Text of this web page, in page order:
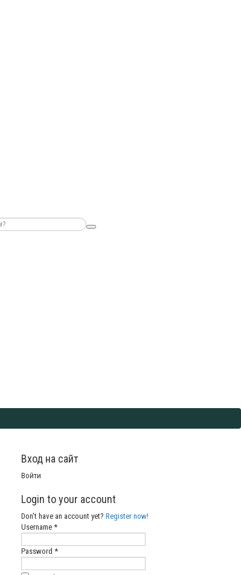
Вход на сайт
Войти
Login to your account
Don't have an account yet? Register now!
Username *
Password *